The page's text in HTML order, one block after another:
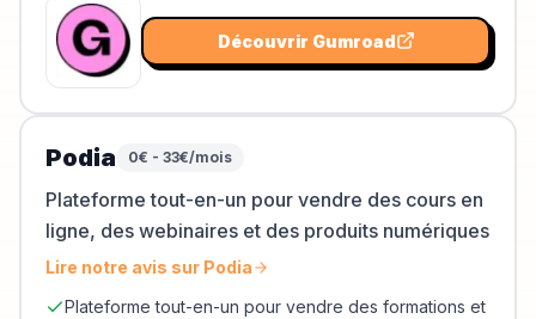
Découvrir Gumroad
Podia 0€ - 33€/mois
Plateforme tout-en-un pour vendre des cours en
ligne, des webinaires et des produits numériques
Lire notre avis sur Podia
Plateforme tout-en-un pour vendre des formations et